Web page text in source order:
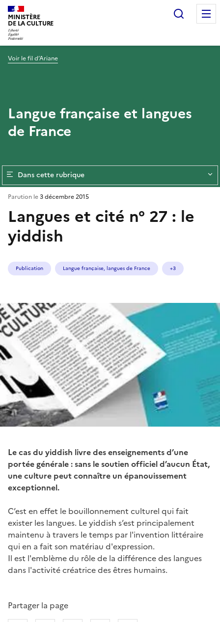
MINISTÈRE
DE LA CULTURE
Voir le fil d’Ariane
Langue française et langues
de France
Dans cette rubrique
Langues et cité n° 27 : le
yiddish
Parution le3 décembre 2015
Publication Langue française, langues de France +3
Le cas du yiddish livre des enseignements d’une
portée générale : sans le soutien officiel d’aucun État,
une culture peut connaître un épanouissement
exceptionnel.
C’est en effet le bouillonnement culturel qui fait
exister les langues. Le yiddish s’est principalement
maintenu à travers le temps par l'invention littéraire
qui en a fait son matériau d'expression.
Il est l'emblème du rôle de la différence des langues
dans l'activité créatrice des êtres humains.
Partager la page